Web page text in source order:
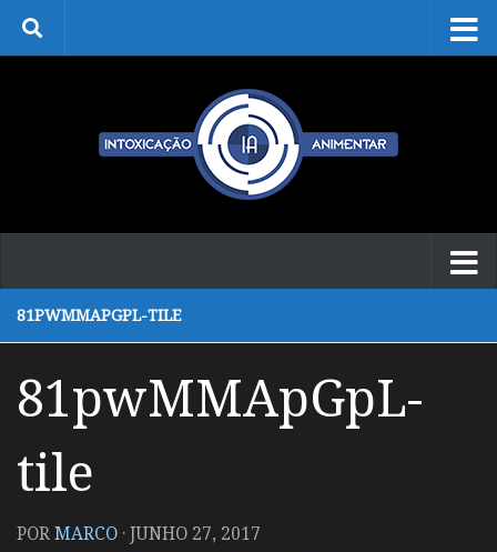
Skip to content
81PWMMAPGPL-TILE
81pwMMApGpL-
tile
PORMARCO ·JUNHO 27, 2017